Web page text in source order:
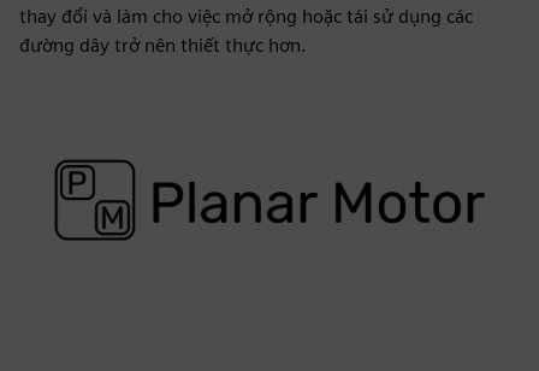
thay đổi và làm cho việc mở rộng hoặc tái sử dụng các
đường dây trở nên thiết thực hơn.